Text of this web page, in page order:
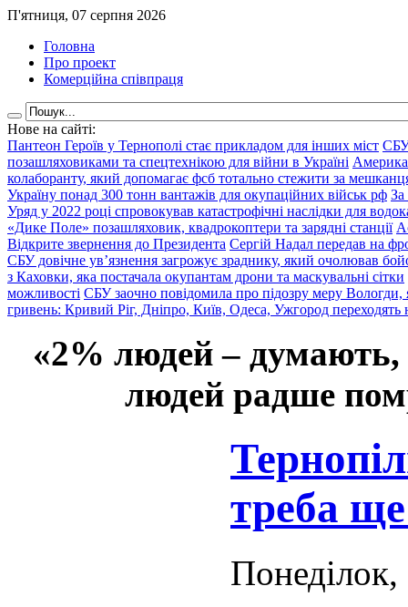
П'ятниця, 07 серпня 2026
Головна
Про проект
Комерційна співпраця
Нове на сайті:
Пантеон Героїв у Тернополі стає прикладом для інших міст СБУ
позашляховиками та спецтехнікою для війни в Україні
колаборанту, який допомагає фсб тотально стежити за
Україну понад 300 тонн вантажів для окупаційних військ рф За
Уряд у 2022 році спровокував катастрофічні наслідки для
«Дике Поле» позашляховик, квадрокоптери та зарядні станції
Відкрите звернення до Президента Сергій Надал передав на
СБУ довічне ув’язнення загрожує зраднику, який очолював
з Каховки, яка постачала окупантам дрони та маскувальні сітки
можливості СБУ заочно повідомила про підозру меру Вологди,
гривень: Кривий Ріг, Дніпро, Київ, Одеса, Ужгород переходять
«2% людей –
людей радше
треба